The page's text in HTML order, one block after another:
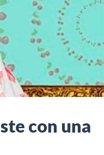
con una